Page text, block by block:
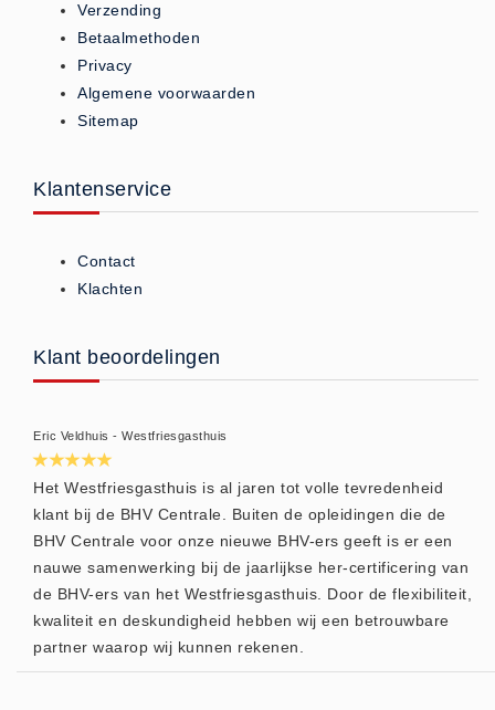
Brandmelders
CO melders (2)
Rookmelders (8)
Brandmelders - Algemeen (1)
Brandvertragend (9)
Brandwondmaterialen
Corona maatregelen
COVID-19 artikelen
Drogisterij
Desinfectants (6)
Geneesmiddelen (0)
Koud - Warm kompressen (3)
Overige (1)
Verzending
Betaalmethoden
Privacy
Algemene voorwaarden
Sitemap
Klantenservice
Contact
Klachten
Klant beoordelingen
Eric Veldhuis - Westfriesgasthuis
Het Westfriesgasthuis is al jaren tot volle tevredenheid
klant bij de BHV Centrale. Buiten de opleidingen die de
BHV Centrale voor onze nieuwe BHV-ers geeft is er een
nauwe samenwerking bij de jaarlijkse her-certificering van
de BHV-ers van het Westfriesgasthuis. Door de flexibiliteit,
kwaliteit en deskundigheid hebben wij een betrouwbare
partner waarop wij kunnen rekenen.